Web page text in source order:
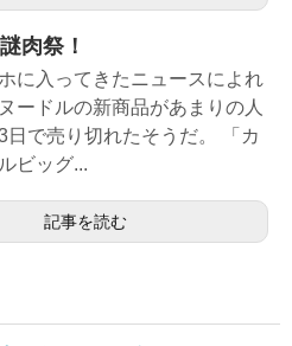
肉祭！
に入ってきたニュースによれ
ードルの新商品があまりの人
日で売り切れたそうだ。 「カ
ビッグ...
記事を読む